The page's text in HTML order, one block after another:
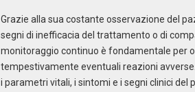
Grazie alla sua costante osservazione del
segni di inefficacia del trattamento o di
monitoraggio continuo è fondamentale per
tempestivamente eventuali reazioni
i parametri vitali, i sintomi e i segni clinici